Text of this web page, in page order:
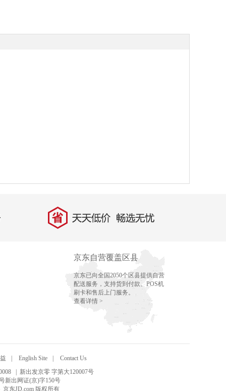
省 天天低价，畅选无忧
京东自营覆盖区县
京东已向全国2050个区县提供自营
配送服务，支持货到付款、POS机
刷卡和售后上门服务。
查看详情 >
English Site
Contact Us
| 新出发京零 字第大120007号
新出网证(京)字150号
东JD.com 版权所有